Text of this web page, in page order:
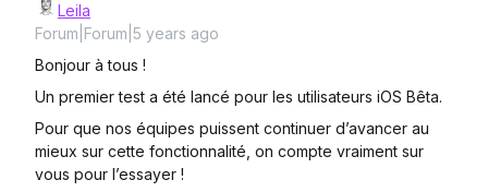
Leila
Forum|Forum|5 years ago
Bonjour à tous !
Un premier test a été lancé pour les utilisateurs iOS Bêta.
Pour que nos équipes puissent continuer d’avancer au
mieux sur cette fonctionnalité, on compte vraiment sur
vous pour l’essayer !